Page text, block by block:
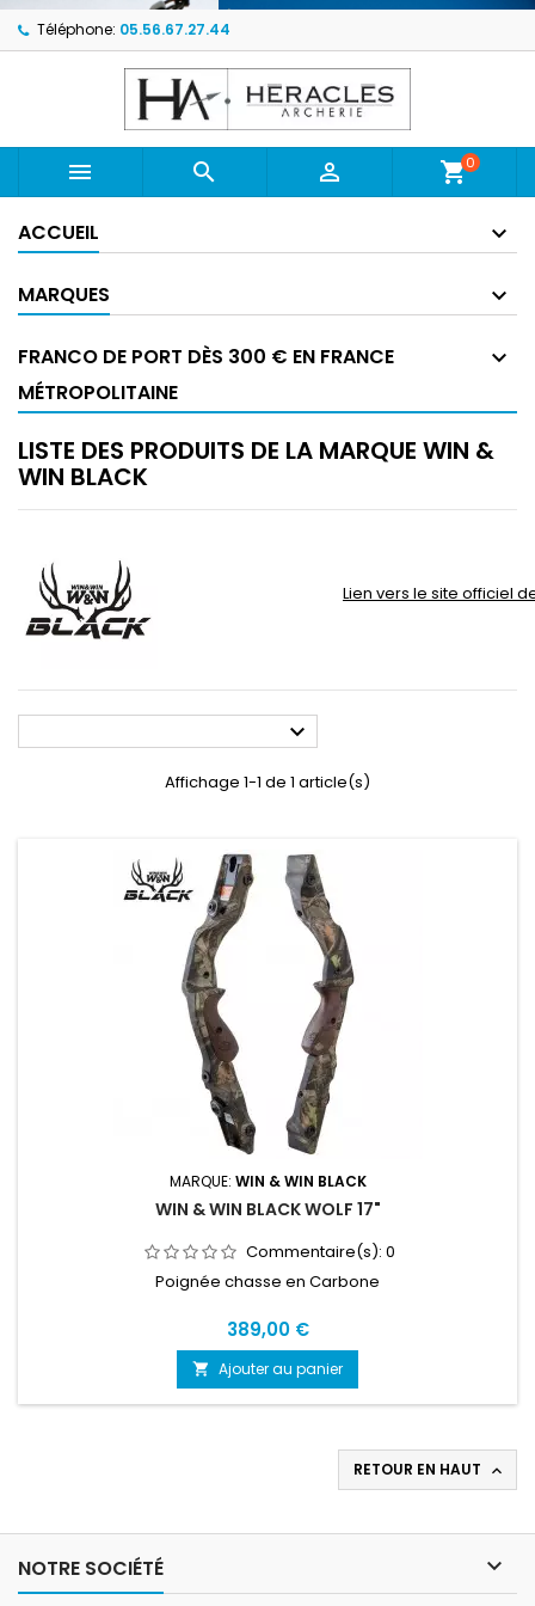
Téléphone: 05.56.67.27.44
   shopping_cart0
ACCUEIL
MARQUES
FRANCO DE PORT DÈS 300 € EN FRANCE
MÉTROPOLITAINE
LISTE DES PRODUITS DE LA MARQUE WIN &
WIN BLACK
Lien vers le site officiel

Affichage 1-1 de 1 article(s)
MARQUE: WIN & WIN BLACK
WIN & WIN BLACK WOLF 17"
Commentaire(s): 0
Poignée chasse en Carbone
Prix
389,00 €
 Ajouter au panier
RETOUR EN HAUT 
NOTRE SOCIÉTÉ 